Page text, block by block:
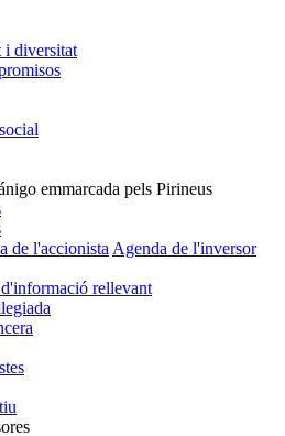
i diversitat
de l'accionista Agenda de l'inversor
rellevant